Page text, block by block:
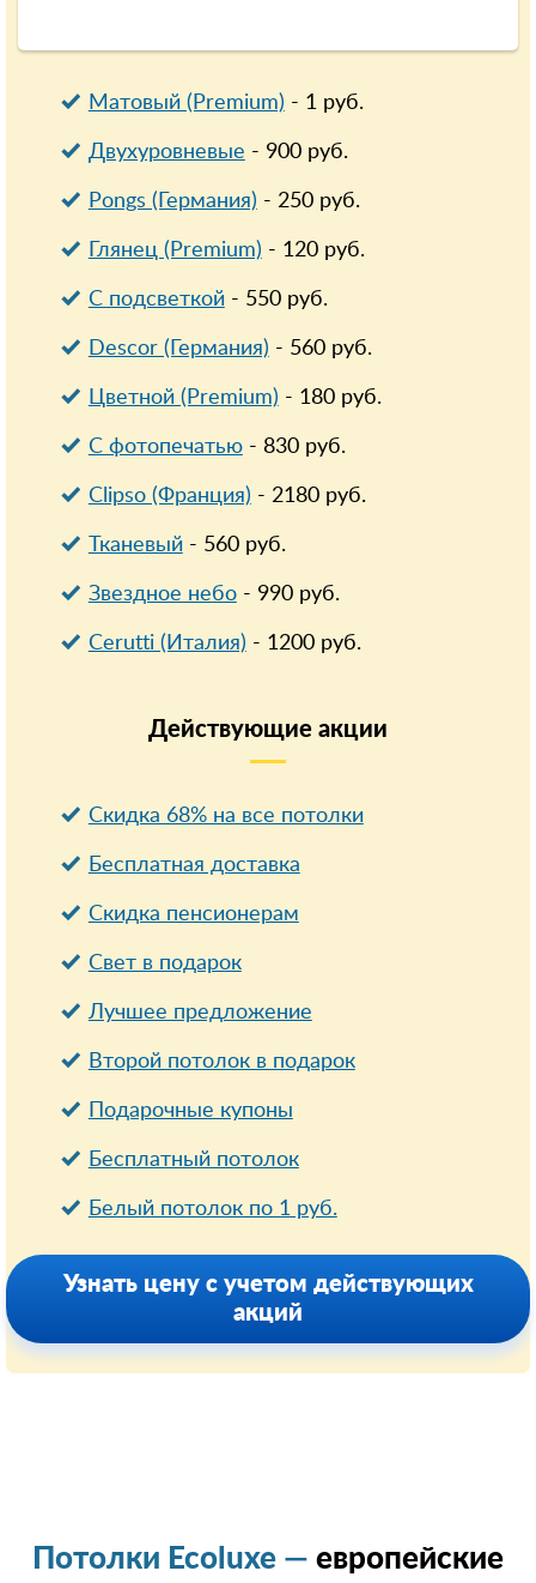
Матовый (Premium) - 1руб.
Двухуровневые - 900руб.
Pongs (Германия) - 250руб.
Глянец (Premium) - 120руб.
С подсветкой- 550руб.
Descor (Германия) - 560руб.
Цветной (Premium) - 180руб.
С фотопечатью- 830руб.
Clipso (Франция) - 2180руб.
Тканевый- 560руб.
Звездное небо- 990руб.
Cerutti (Италия) - 1200руб.
Действующие акции
Скидка 68% на все потолки
Бесплатная доставка
Cкидка пенсионерам
Свет в подарок
Лучшее предложение
Второй потолок в подарок
Подарочные купоны
Бесплатный потолок
Белый потолок по 1 руб.
Узнать цену с учетом действующих
акций
Потолки Ecoluxe — европейские